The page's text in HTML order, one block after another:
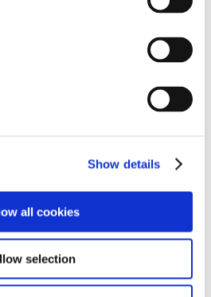
Show details
all cookies
selection
Kunstraum Kreuzberg/Bethanien
- Kunstverein Ost
Galerie Nordenhake
Block
Schöningen